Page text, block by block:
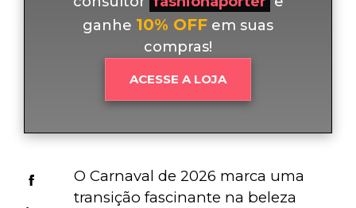
ganhe 10% OFF em suas
compras!
ACESSE A LOJA
O Carnaval de 2026 marca uma
transição fascinante na beleza